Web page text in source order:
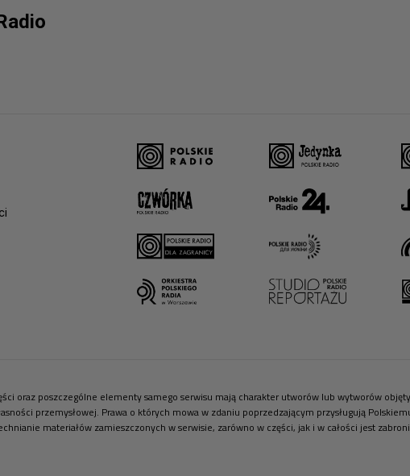
oraz poszczególne elementy samego serwisu mają charakter utworów lub wytworów
przemysłowej. Prawa o których mowa w zdaniu poprzedzającym przysługują
materiałów zamieszczonych w serwisie, zarówno w części, jak i w całości jest